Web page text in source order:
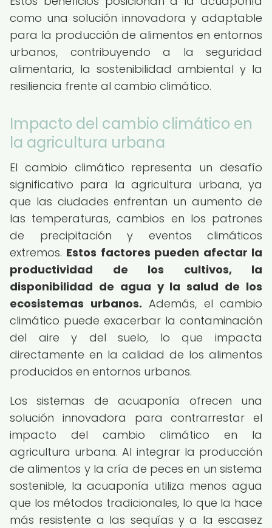
como una solución innovadora y adaptable
para la producción de alimentos en entornos
urbanos, contribuyendo a la seguridad
alimentaria, la sostenibilidad ambiental y la
resiliencia frente al cambio climático.
Impacto del cambio climático en
la agricultura urbana
El cambio climático representa un desafío
significativo para la agricultura urbana, ya
que las ciudades enfrentan un aumento de
las temperaturas, cambios en los patrones
de precipitación y eventos climáticos
extremos. Estos factores pueden afectar la
productividad de los cultivos, la
disponibilidad de agua y la salud de los
ecosistemas urbanos. Además, el cambio
climático puede exacerbar la contaminación
del aire y del suelo, lo que impacta
directamente en la calidad de los alimentos
producidos en entornos urbanos.
Los sistemas de acuaponía ofrecen una
solución innovadora para contrarrestar el
impacto del cambio climático en la
agricultura urbana. Al integrar la producción
de alimentos y la cría de peces en un sistema
sostenible, la acuaponía utiliza menos agua
que los métodos tradicionales, lo que la hace
más resistente a las sequías y a la escasez